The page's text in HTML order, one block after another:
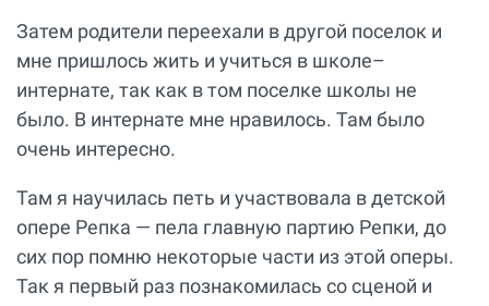
Затем родители переехали в другой поселок и
мне пришлось жить и учиться в школе–
интернате, так как в том поселке школы не
было. В интернате мне нравилось. Там было
очень интересно.
Там я научилась петь и участвовала в детской
опере Репка — пела главную партию Репки, до
сих пор помню некоторые части из этой оперы.
Так я первый раз познакомилась со сценой и